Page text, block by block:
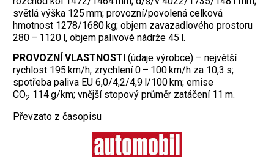
světlá výška 125 mm; provozní/povolená celková
hmotnost 1278/1680 kg; objem zavazadlového prostoru
280 – 1120 l, objem palivové nádrže 45 l.
PROVOZNÍ VLASTNOSTI (údaje výrobce) – největší
rychlost 195 km/h; zrychlení 0 – 100 km/h za 10,3 s;
spotřeba paliva EU 6,0/4,2/4,9 l/100 km; emise
CO2 114 g/km; vnější stopový průměr zatáčení 11 m.
Převzato z časopisu